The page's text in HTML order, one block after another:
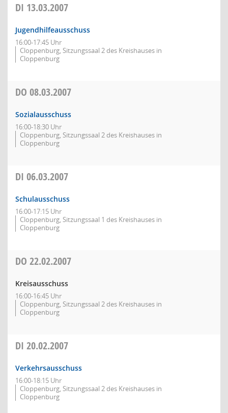
DI 13.03.2007
Jugendhilfeausschuss
16:00-17:45 Uhr
Cloppenburg, Sitzungssaal 2 des Kreishauses in
Cloppenburg
DO 08.03.2007
Sozialausschuss
16:00-18:30 Uhr
Cloppenburg, Sitzungssaal 2 des Kreishauses in
Cloppenburg
DI 06.03.2007
Schulausschuss
16:00-17:15 Uhr
Cloppenburg, Sitzungssaal 1 des Kreishauses in
Cloppenburg
DO 22.02.2007
Kreisausschuss
16:00-16:45 Uhr
Cloppenburg, Sitzungssaal 2 des Kreishauses in
Cloppenburg
DI 20.02.2007
Verkehrsausschuss
16:00-18:15 Uhr
Cloppenburg, Sitzungssaal 2 des Kreishauses in
Cloppenburg